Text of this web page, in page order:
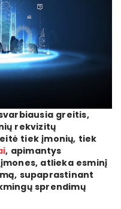
greitis,
rekvizitų
tiek įmonių, tiek
, apimantys
atlieka esminį
supaprastinant
sprendimų